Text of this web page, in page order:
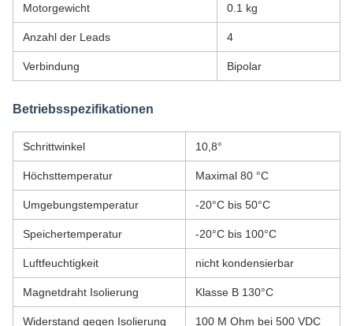
Motorgewicht 0.1 kg
Anzahl der Leads 4
Verbindung Bipolar
Betriebsspezifikationen
Schrittwinkel 10,8°
Höchsttemperatur Maximal 80 °C
Umgebungstemperatur -20°C bis 50°C
Speichertemperatur -20°C bis 100°C
Luftfeuchtigkeit nicht kondensierbar
Magnetdraht Isolierung Klasse B 130°C
Widerstand gegen Isolierung 100 M Ohm bei 500 VDC